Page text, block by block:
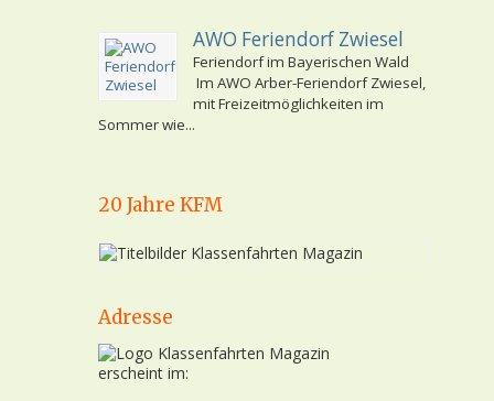
AWO Feriendorf Zwiesel
Feriendorf im Bayerischen Wald
Im AWO Arber-Feriendorf Zwiesel,
mit Freizeitmöglichkeiten im
Sommer wie...
20 Jahre KFM
Adresse
erscheint im: